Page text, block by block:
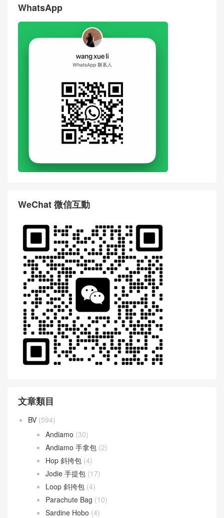
WhatsApp
WeChat 微信互動
文章類目
BV (594)
Andiamo (30)
Andiamo 手拿包 (2)
Hop 斜挎包 (4)
Jodie 手提包 (17)
Loop 斜挎包 (4)
Parachute Bag (10)
Sardine Hobo (4)